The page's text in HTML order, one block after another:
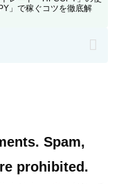
」で稼ぐコツを徹底解
Spam,
prohibited.